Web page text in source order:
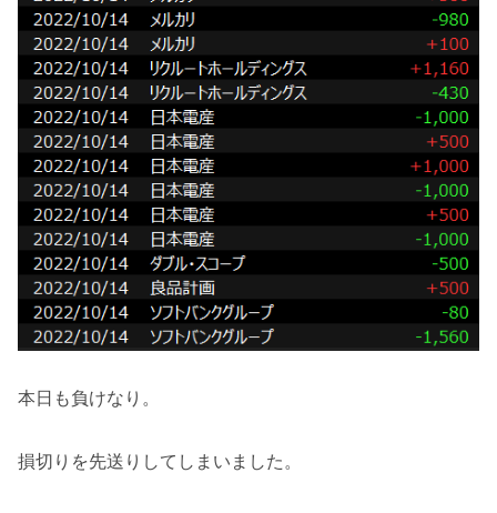
本日も負けなり。
損切りを先送りしてしまいました。